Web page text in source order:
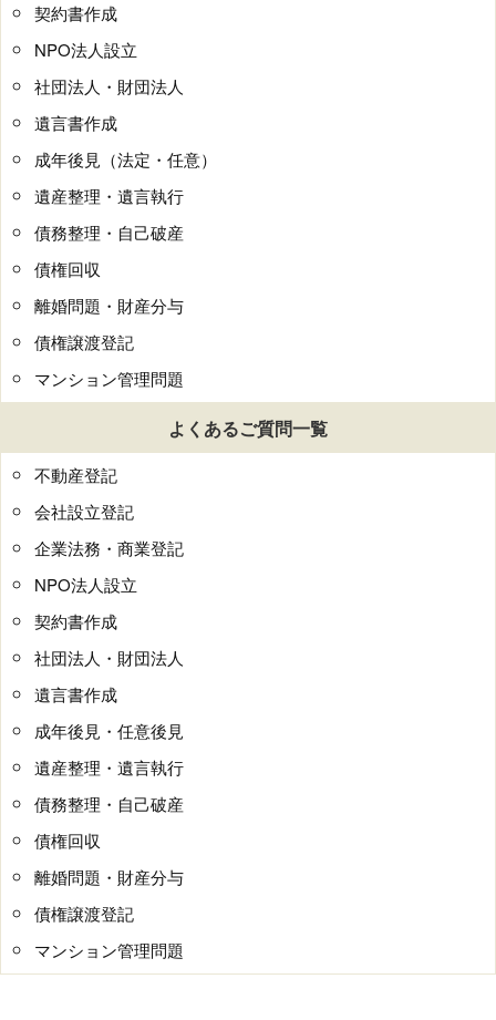
契約書作成
NPO法人設立
社団法人・財団法人
遺言書作成
成年後見（法定・任意）
遺産整理・遺言執行
債務整理・自己破産
債権回収
離婚問題・財産分与
債権譲渡登記
マンション管理問題
よくあるご質問一覧
不動産登記
会社設立登記
企業法務・商業登記
NPO法人設立
契約書作成
社団法人・財団法人
遺言書作成
成年後見・任意後見
遺産整理・遺言執行
債務整理・自己破産
債権回収
離婚問題・財産分与
債権譲渡登記
マンション管理問題